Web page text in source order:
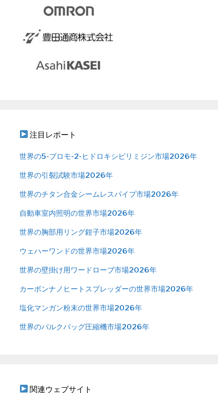
注目レポート
世界の5-ブロモ-2-ヒドロキシピリミジン市場2026年
世界の引裂試験市場2026年
世界のチタン合金シームレスパイプ市場2026年
自動車室内照明の世界市場2026年
世界の胸部用リング鉗子市場2026年
ウェハーワンドの世界市場2026年
世界の壁掛け用ワードローブ市場2026年
カーボンナノヒートスプレッダーの世界市場2026年
塩化マンガン粉末の世界市場2026年
世界のバルクバッグ圧縮機市場2026年
関連ウェブサイト